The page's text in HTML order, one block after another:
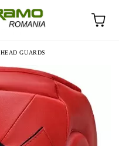
HEAD GUARDS